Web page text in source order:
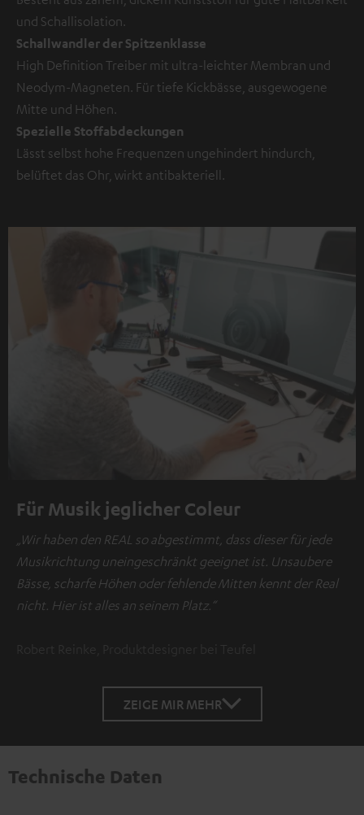
und Schallisolation.
Schallwandler der Spitzenklasse
High Definition Treiber mit ultra-leichter Membran und
Neodym-Magneten. Für tiefe Kickbässe, ausgewogene
Mitte und Höhen.
Spezielle Stoffabdeckungen
Lässt selbst hohe Frequenzen ungehindert hindurch,
belüftet das Ohr, wirkt antibakteriell.
Für Musik jeglicher Coleur
„Wir haben den REAL so abgestimmt, dass dieser für jede
Musikrichtung uneingeschränkt geeignet ist. Unsaubere
Bässe, scharfe Höhen oder fehlende Mitten kennt der Real
nicht. Hier ist alles an seinem Platz.“
Robert Reinke, Produktdesigner bei Teufel
ZEIGE MIR MEHR
Technische Daten